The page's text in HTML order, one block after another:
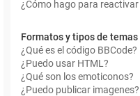
¿Cómo hago para
Formatos y tipos de temas
¿Qué es el código BBCode?
¿Puedo usar HTML?
¿Qué son los emoticonos?
¿Puedo publicar imagenes?